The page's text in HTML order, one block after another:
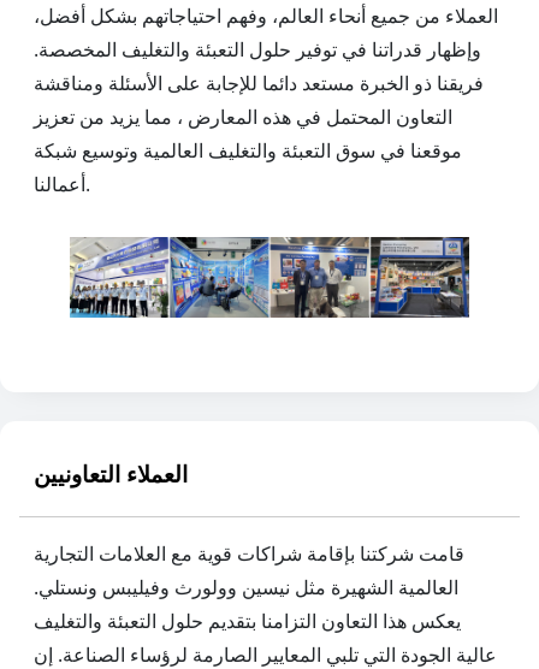
العملاء من جميع أنحاء العالم، وفهم احتياجاتهم بشكل أفضل،
وإظهار قدراتنا في توفير حلول التعبئة والتغليف المخصصة.
فريقنا ذو الخبرة مستعد دائما للإجابة على الأسئلة ومناقشة
التعاون المحتمل في هذه المعارض ، مما يزيد من تعزيز
موقعنا في سوق التعبئة والتغليف العالمية وتوسيع شبكة
أعمالنا.
العملاء التعاونيين
قامت شركتنا بإقامة شراكات قوية مع العلامات التجارية
العالمية الشهيرة مثل نيسين وولورث وفيليبس ونستلي.
يعكس هذا التعاون التزامنا بتقديم حلول التعبئة والتغليف
عالية الجودة التي تلبي المعايير الصارمة لرؤساء الصناعة. إن